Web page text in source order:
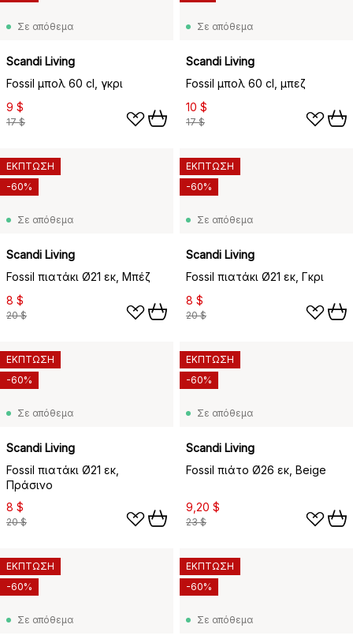
Σε απόθεμα
Scandi Living
Fossil μπολ 60 cl, γκρι
9 $
17 $
Σε απόθεμα
Scandi Living
Fossil μπολ 60 cl, μπεζ
10 $
17 $
Σε απόθεμα
Scandi Living
Fossil πιατάκι Ø21 εκ, Μπέζ
8 $
20 $
ΕΚΠΤΩΣΗ
-60%
Σε απόθεμα
Scandi Living
Fossil πιατάκι Ø21 εκ, Γκρι
8 $
20 $
ΕΚΠΤΩΣΗ
-60%
Σε απόθεμα
Scandi Living
Fossil πιατάκι Ø21 εκ,
Πράσινο
8 $
20 $
ΕΚΠΤΩΣΗ
-60%
Σε απόθεμα
Scandi Living
Fossil πιάτο Ø26 εκ, Beige
9,20 $
23 $
ΕΚΠΤΩΣΗ
-60%
Σε απόθεμα
ΕΚΠΤΩΣΗ
-60%
Σε απόθεμα
ΕΚΠΤΩΣΗ
-60%